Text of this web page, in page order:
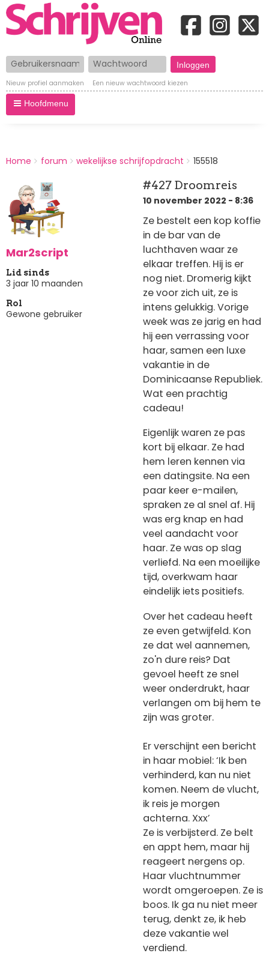
Gebruikersnaam Wachtwoord
Nieuw profiel aanmaken Een nieuw wachtwoord kiezen
Hoofdmenu
BREADCRUMBS
You
here:
Home forum wekelijkse schrijfopdracht 155518
Mar2script
Lid sinds
3 jaar 10 maanden
Rol
Gewone gebruiker
#427 Droomreis
10 november 2022 - 8:36
Ze bestelt een kop koffie
in de bar van de
luchthaven waar ze
elkaar treffen. Hij is er
nog niet. Dromerig kijkt
ze voor zich uit, ze is
intens gelukkig. Vorige
week was ze jarig en had
hij een verrassing voor
haar, samen een luxe
vakantie in de
Dominicaanse Republiek.
Wat een prachtig
cadeau!
Eigenlijk waren ze pas
kort bij elkaar. Ze had
hem leren kennen via
een datingsite. Na een
paar keer e-mailen,
spraken ze al snel af. Hij
was erg knap en had
veel aandacht voor
haar. Ze was op slag
verliefd. Na een moeilijke
tijd, overkwam haar
eindelijk iets positiefs.
Over het cadeau heeft
ze even getwijfeld. Kon
ze dat wel aannemen,
zo'n dure reis? Dat
gevoel heeft ze snel
weer onderdrukt, haar
verlangen om bij hem te
zijn was groter.
Er verschijnt een bericht
in haar mobiel: ‘Ik ben
verhinderd, kan nu niet
komen. Neem de vlucht,
ik reis je morgen
achterna. Xxx’
Ze is verbijsterd. Ze belt
en appt hem, maar hij
reageert nergens op.
Haar vluchtnummer
wordt omgeroepen. Ze is
boos. Ik ga nu niet meer
terug, denkt ze, ik heb
deze vakantie wel
verdiend.